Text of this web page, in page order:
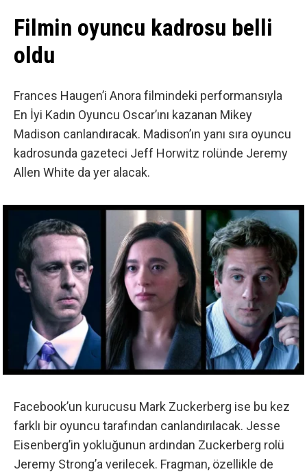
Filmin oyuncu kadrosu belli
oldu
Frances Haugen’i Anora filmindeki performansıyla
En İyi Kadın Oyuncu Oscar’ını kazanan Mikey
Madison canlandıracak. Madison’ın yanı sıra oyuncu
kadrosunda gazeteci Jeff Horwitz rolünde Jeremy
Allen White da yer alacak.
Facebook’un kurucusu Mark Zuckerberg ise bu kez
farklı bir oyuncu tarafından canlandırılacak. Jesse
Eisenberg’in yokluğunun ardından Zuckerberg rolü
Jeremy Strong’a verilecek. Fragman, özellikle de